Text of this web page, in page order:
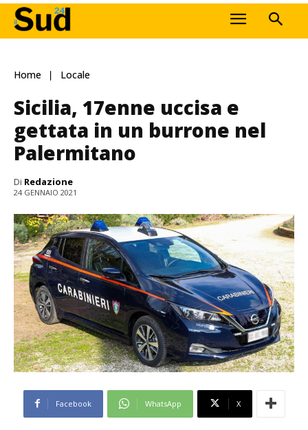
Home Locale
Sicilia, 17enne uccisa e
gettata in un burrone nel
Palermitano
Di Redazione
24 GENNAIO 2021
Facebook WhatsApp X